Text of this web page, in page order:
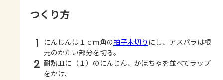
つくり方
1 にんじんは１ｃｍ角の拍子木切り にし、アスパラは根
元のかたい部分を切る。
2 耐熱皿に（１）のにんじん、かぼちゃを並べてラップ
をかけ、